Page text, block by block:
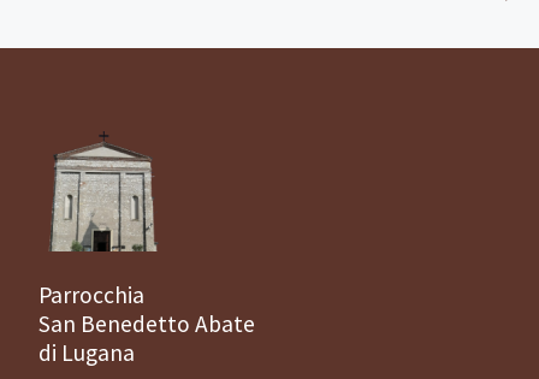
Parrocchia
San Benedetto Abate
di Lugana